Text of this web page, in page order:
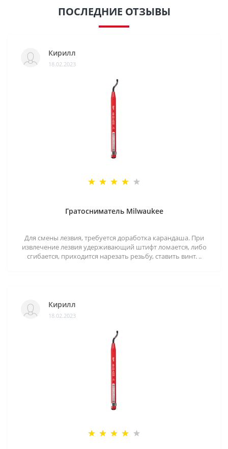
ПОСЛЕДНИЕ ОТЗЫВЫ
Кирилл
18.02.2023
Гратосниматель Milwaukee
Для смены лезвия, требуется доработка карандаша. При
извлечение лезвия удерживающий штифт ломается, либо
сгибается, приходится нарезать резьбу, ставить винт. ..
Кирилл
18.02.2023